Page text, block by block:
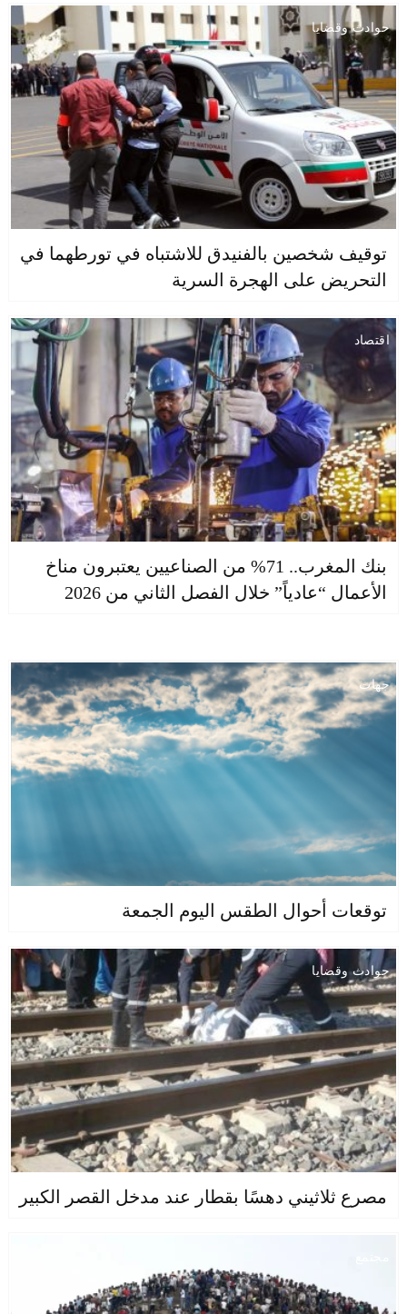
حوادث وقضايا
توقيف شخصين بالفنيدق للاشتباه في تورطهما في
التحريض على الهجرة السرية
اقتصاد
بنك المغرب.. 71% من الصناعيين يعتبرون مناخ
الأعمال “عادياً” خلال الفصل الثاني من 2026
جهات
توقعات أحوال الطقس اليوم الجمعة
حوادث وقضايا
مصرع ثلاثيني دهسًا بقطار عند مدخل القصر الكبير